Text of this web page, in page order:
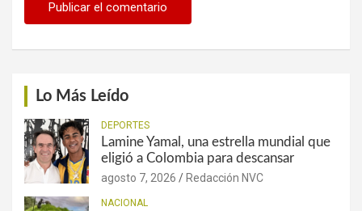
Lo Más Leído
DEPORTES
Lamine Yamal, una estrella mundial que
eligió a Colombia para descansar
agosto 7, 2026 Redacción NVC
NACIONAL